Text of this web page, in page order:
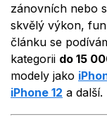
zánovních nebo
skvělý výkon,
článku se
kategorii do 15
modely jako
iPhone 12 a další.